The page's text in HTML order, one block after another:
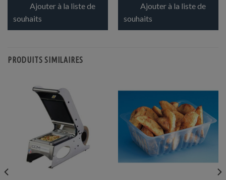
Ajouter à la liste de
souhaits
Ajouter à la liste de
souhaits
PRODUITS SIMILAIRES